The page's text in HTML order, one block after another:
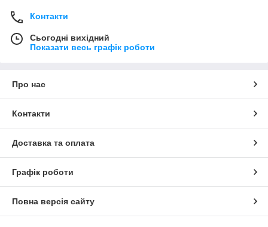
Контакти
Сьогодні вихідний
Показати весь графік роботи
Про нас
Контакти
Доставка та оплата
Графік роботи
Повна версія сайту